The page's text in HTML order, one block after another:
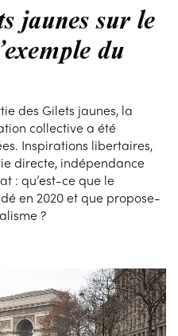
jaunes sur le
du
des Gilets jaunes, la
collective a été
Inspirations libertaires,
directe, indépendance
: qu’est-ce que le
en 2020 et que propose-
?